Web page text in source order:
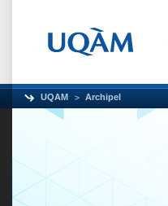
UQAM Archipel